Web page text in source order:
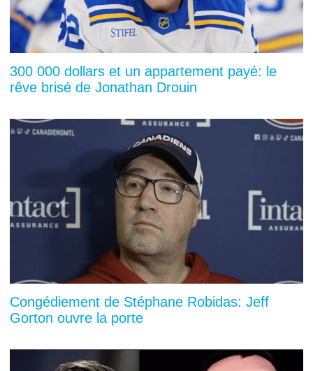
300 000 dollars et un appartement payé: le
rêve brisé de Jonathan Drouin
Congédiement de Stéphane Robidas: Jeff
Gorton ouvre la porte